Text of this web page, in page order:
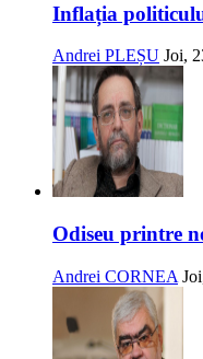
Inflația
Andrei PLEȘU Joi,
Odiseu printre
Andrei CORNEA